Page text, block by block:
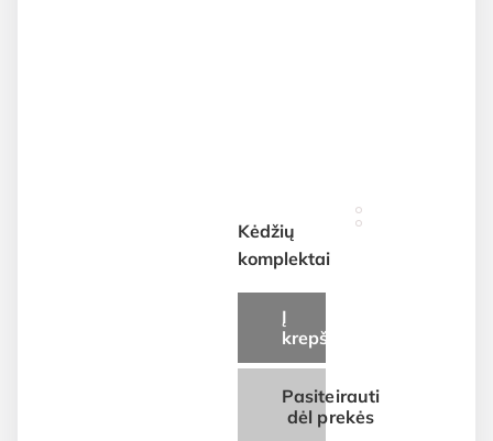
Kėdžių
komplektai
Į
krepšelį
Pasiteirauti
dėl prekės